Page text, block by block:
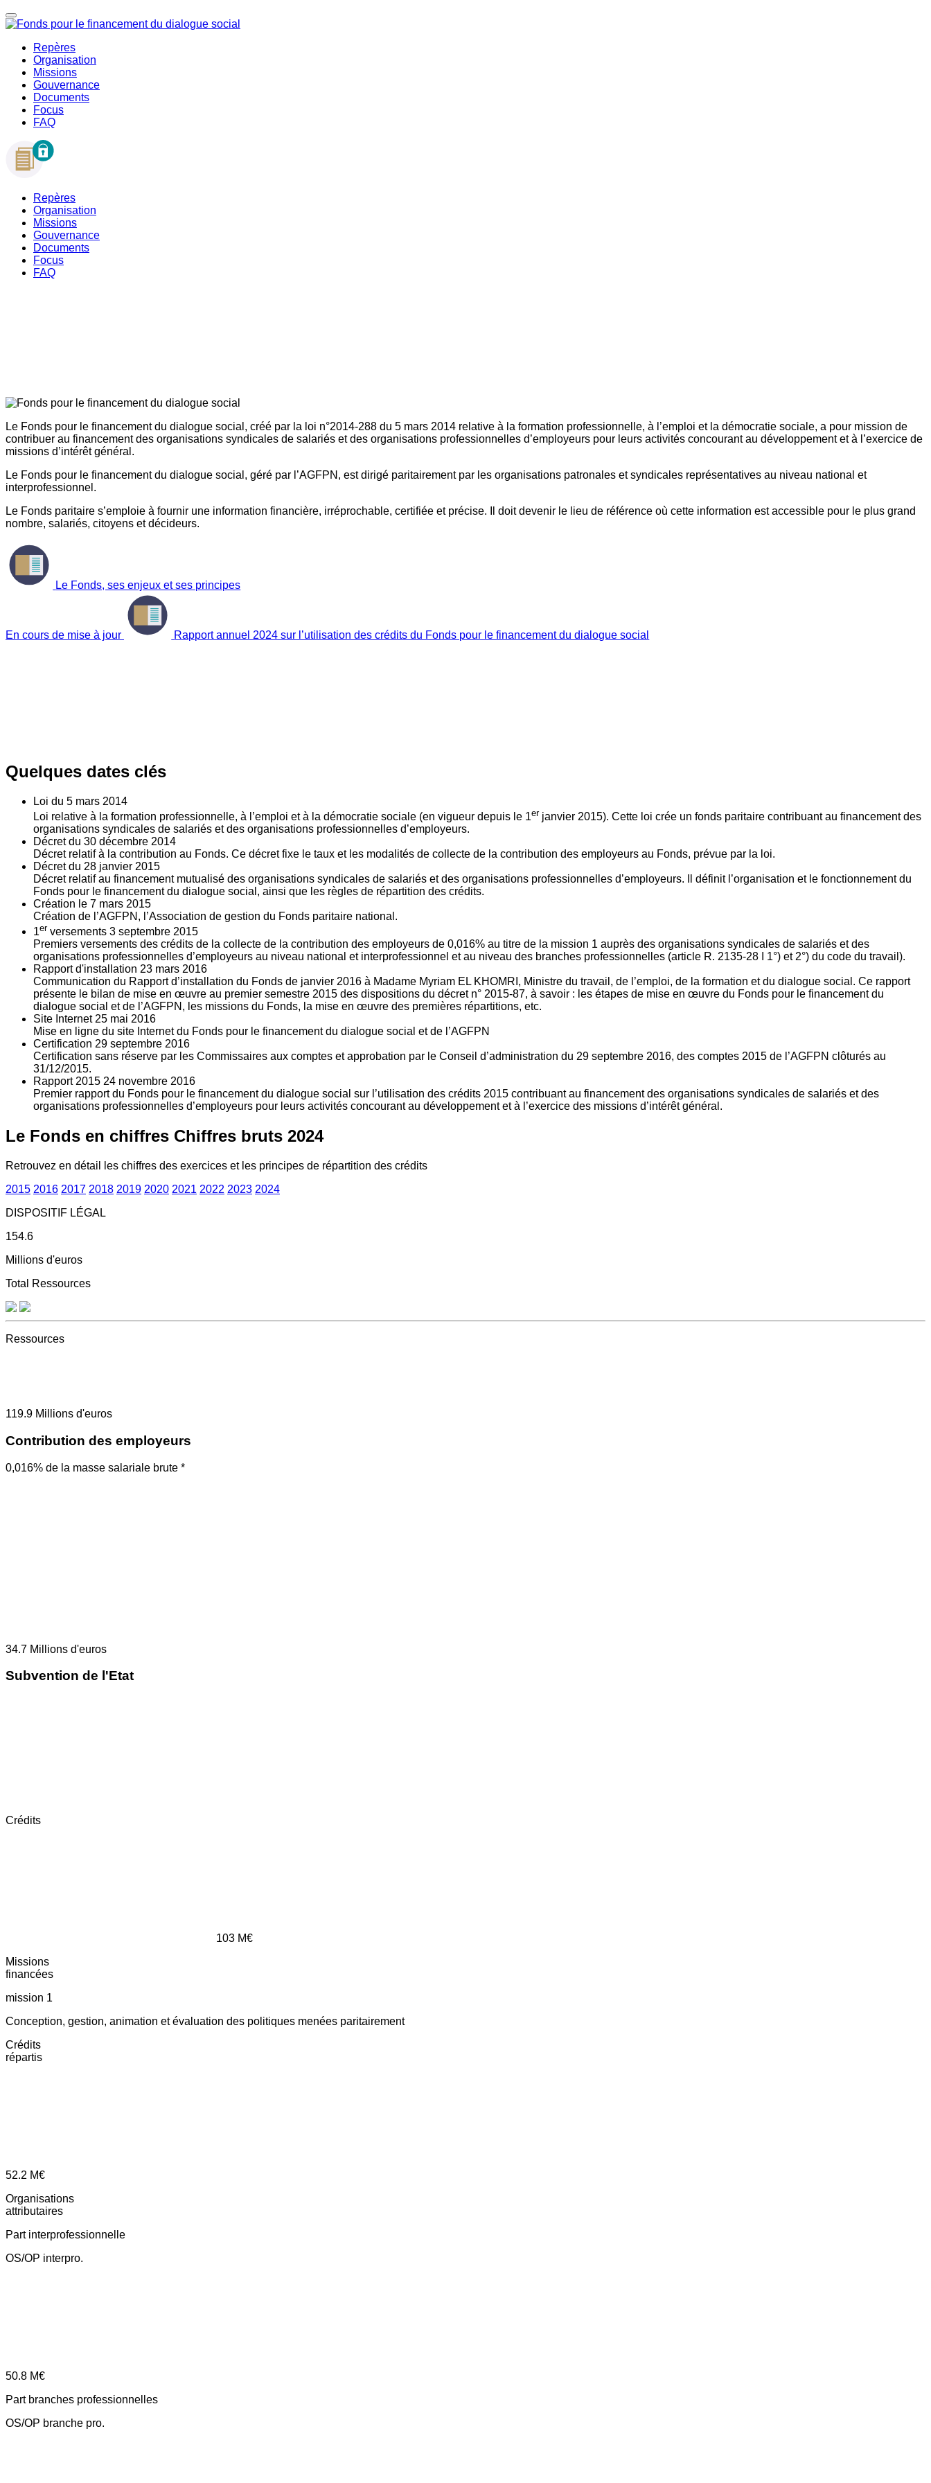
Repères
Organisation
Missions
Gouvernance
Documents
Focus
FAQ
Repères
Organisation
Missions
Gouvernance
Documents
Focus
FAQ
Le Fonds pour le financement du dialogue social, créé par la loi n°2014-288 du 5 mars 2014 relative à la formation professionnelle, à l’emploi et la démocratie sociale, a pour mission de
contribuer au financement des organisations syndicales de salariés et des organisations professionnelles d’employeurs pour leurs activités concourant au développement et à l’exercice de
missions d’intérêt général.
Le Fonds pour le financement du dialogue social, géré par l’AGFPN, est dirigé paritairement par les organisations patronales et syndicales représentatives au niveau national et
interprofessionnel.
Le Fonds paritaire s’emploie à fournir une information financière, irréprochable, certifiée et précise. Il doit devenir le lieu de référence où cette information est accessible pour le plus grand
nombre, salariés, citoyens et décideurs.
Le Fonds, ses enjeux et ses principes
En cours de mise à jour Rapport annuel 2024 sur l’utilisation des crédits du Fonds pour le financement du dialogue social
Quelques dates clés
Loi du 5 mars 2014
Loi relative à la formation professionnelle, à l’emploi et à la démocratie sociale (en vigueur depuis le 1er janvier 2015). Cette loi crée un fonds paritaire contribuant au financement des
organisations syndicales de salariés et des organisations professionnelles d’employeurs.
Décret du 30 décembre 2014
Décret relatif à la contribution au Fonds. Ce décret fixe le taux et les modalités de collecte de la contribution des employeurs au Fonds, prévue par la loi.
Décret du 28 janvier 2015
Décret relatif au financement mutualisé des organisations syndicales de salariés et des organisations professionnelles d’employeurs. Il définit l’organisation et le fonctionnement du
Fonds pour le financement du dialogue social, ainsi que les règles de répartition des crédits.
Création le 7 mars 2015
Création de l’AGFPN, l’Association de gestion du Fonds paritaire national.
1er versements 3 septembre 2015
Premiers versements des crédits de la collecte de la contribution des employeurs de 0,016% au titre de la mission 1 auprès des organisations syndicales de salariés et des
organisations professionnelles d’employeurs au niveau national et interprofessionnel et au niveau des branches professionnelles (article R. 2135‐28 I 1°) et 2°) du code du travail).
Rapport d'installation 23 mars 2016
Communication du Rapport d’installation du Fonds de janvier 2016 à Madame Myriam EL KHOMRI, Ministre du travail, de l’emploi, de la formation et du dialogue social. Ce rapport
présente le bilan de mise en œuvre au premier semestre 2015 des dispositions du décret n° 2015-87, à savoir : les étapes de mise en œuvre du Fonds pour le financement du
dialogue social et de l’AGFPN, les missions du Fonds, la mise en œuvre des premières répartitions, etc.
Site Internet 25 mai 2016
Mise en ligne du site Internet du Fonds pour le financement du dialogue social et de l’AGFPN
Certification 29 septembre 2016
Certification sans réserve par les Commissaires aux comptes et approbation par le Conseil d’administration du 29 septembre 2016, des comptes 2015 de l’AGFPN clôturés au
31/12/2015.
Rapport 2015 24 novembre 2016
Premier rapport du Fonds pour le financement du dialogue social sur l’utilisation des crédits 2015 contribuant au financement des organisations syndicales de salariés et des
organisations professionnelles d’employeurs pour leurs activités concourant au développement et à l’exercice des missions d’intérêt général.
Le Fonds en chiffres Chiffres bruts 2024
Retrouvez en détail les chiffres des exercices et les principes de répartition des crédits
2015 2016 2017 2018 2019 2020 2021 2022 2023 2024
DISPOSITIF LÉGAL
154.6
Millions d'euros
Total Ressources
Ressources
119.9 Millions d'euros
Contribution des employeurs
0,016% de la masse salariale brute *
34.7 Millions d'euros
Subvention de l'Etat
Crédits
103 M€
Missions
financées
mission 1
Conception, gestion, animation et évaluation des politiques menées paritairement
Crédits
répartis
52.2 M€
Organisations
attributaires
Part interprofessionnelle
OS/OP interpro.
50.8 M€
Part branches professionnelles
OS/OP branche pro.